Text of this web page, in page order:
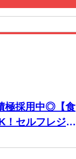
極採用中◎【食
！セルフレジで